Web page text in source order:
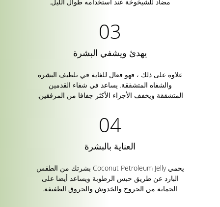
مضاد للشيخوخة عند استخدامه طوال الليل.
يهدئ ويشفي البشرة
علاوة على ذلك ، فهو فعال للغاية في تلطيف البشرة
والشفاه المتشققة. يساعد في شفاء القدمين
المتشققة ويخفف الأجزاء الأكثر جفافا من المرفقين.
العناية بالبشرة
يحمي Coconut Petroleum Jelly بشرتك من الطقس
البارد عن طريق حبس الرطوبة ويساعد أيضا على
الحماية من الجروح والخدوش والحروق الطفيفة.